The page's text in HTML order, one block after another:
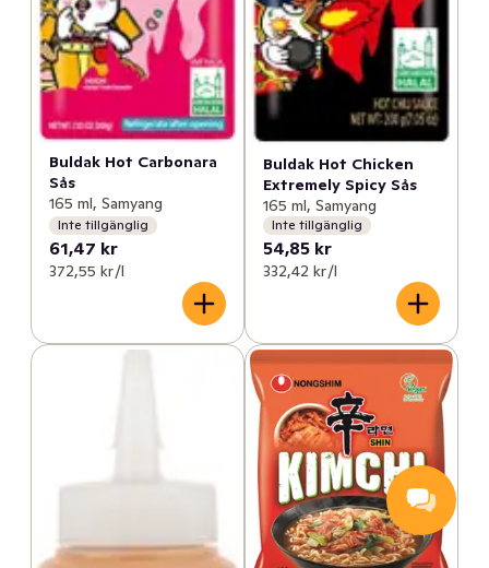
Buldak Hot Carbonara
Sås
165 ml, Samyang
Inte tillgänglig
61,47 kr
372,55 kr /l
Buldak Hot Chicken
Extremely Spicy Sås
165 ml, Samyang
Inte tillgänglig
54,85 kr
332,42 kr /l